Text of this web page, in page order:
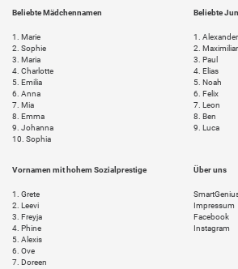
Beliebte Mädchennamen
1.
Marie
2. Sophie
3. Maria
4. Charlotte
5. Emilia
6. Anna
7. Mia
8. Emma
9. Johanna
10. Sophia
Beliebte
1.
Alexander
2.
3. Paul
4. Elias
5. Noah
6. Felix
7. Leon
8. Ben
9. Luca
Vornamen mit hohem Sozialprestige
1.
Grete
2. Leevi
3. Freyja
4. Phine
5. Alexis
6. Ove
7. Doreen
Über uns
Impressum
Facebook
Instagram